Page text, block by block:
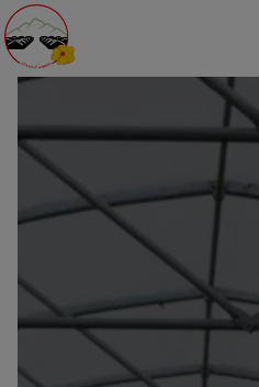
Panneau de gestion des cookies